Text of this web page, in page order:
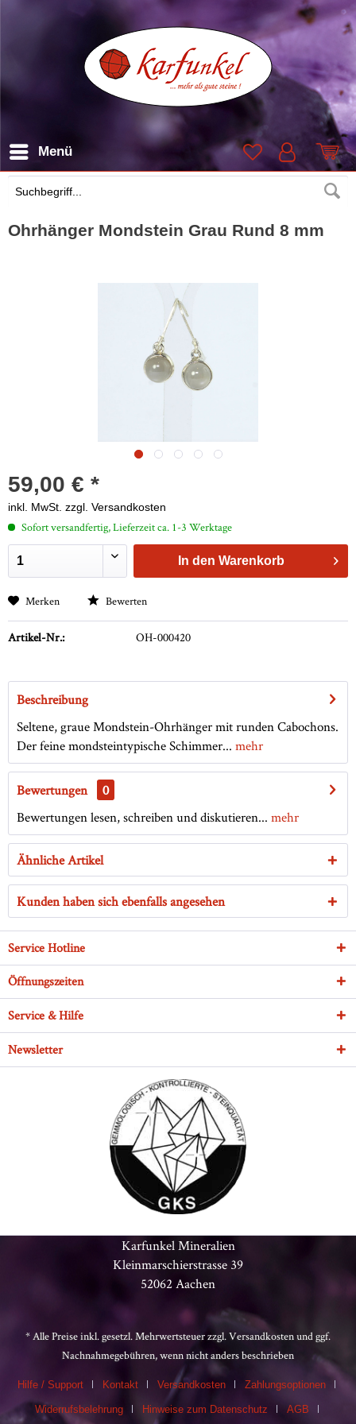
Suchen
Menü
Ohrhänger Mondstein Grau Rund 8 mm
59,00 € *
inkl. MwSt. zzgl. Versandkosten
Sofort versandfertig, Lieferzeit ca. 1-3 Werktage
In den Warenkorb
Merken Bewerten
Artikel-Nr.: OH-000420
Beschreibung
Seltene, graue Mondstein-Ohrhänger mit runden Cabochons.
Der feine mondsteintypische Schimmer... mehr
Bewertungen
0
Bewertungen lesen, schreiben und diskutieren... mehr
Ähnliche Artikel
Kunden haben sich ebenfalls angesehen
Service Hotline
Öffnungszeiten
Service & Hilfe
Newsletter
Karfunkel Mineralien
Kleinmarschierstrasse 39
52062 Aachen
* Alle Preise inkl. gesetzl. Mehrwertsteuer zzgl.Versandkostenund ggf.
Nachnahmegebühren, wenn nicht anders beschrieben
Hilfe / Support Kontakt Versandkosten Zahlungsoptionen
Widerrufsbelehrung Hinweise zum Datenschutz AGB